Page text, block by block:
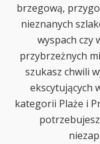
brzegową,
nieznanych
wyspach czy
przybrzeżnych
szukasz chwili
ekscytujących
kategorii Plaże i